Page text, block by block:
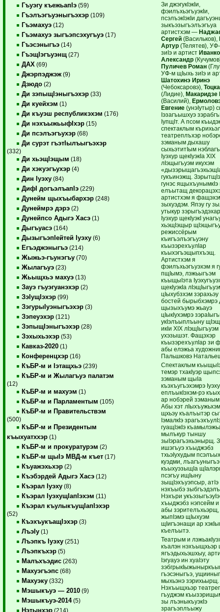
Гъуэгу къежьапIэ (59)
Гъэлъэгъуэныгъэхэр (109)
Гъэмахуэ (12)
Гъэмахуэ зыгъэпсэхугъуэ (17)
Гъэсэныгъэ (14)
ГъэщIэгъуэнщ (27)
ДАХ (69)
Джэрпэджэж (9)
Дзюдо (2)
Ди зэпыщIэныгъэхэр (33)
Ди куейхэм (1)
Ди къуэш республикэхэм (176)
Ди нэхъыжьыфIхэр (15)
Ди псэлъэгъухэр (68)
Ди сурэт гъэтIылъыгъэхэр
(332)
Ди хьэщIэщым (18)
Ди хэкуэгъухэр (4)
Дин Iуэху (84)
ДифI догъэлъапIэ (229)
Дунейм щыхъыбархэр (248)
Дунеймрэ дэрэ (2)
Дунейпсо Адыгэ Хасэ (1)
Дыгъуасэ (164)
ДызыгъэпIейтей Iуэху (6)
Егъэджэныгъэ (214)
Жыжьэ-гъунэгъу (70)
Жылагъуэ (23)
Жьыщхьэ махуэ (13)
Зауэ гъуэгуанэхэр (2)
ЗэIущIэхэр (99)
ЗэгурыIуэныгъэхэр (3)
Зэпеуэхэр (121)
ЗэпыщIэныгъэхэр (28)
Зэхыхьэхэр (53)
Кавказ-2020 (1)
Конференцхэр (16)
КъБР-м и Iэтащхьэ (239)
КъБР-м и Жылагъуэ палатэм
(12)
КъБР-м и махуэм (1)
КъБР-м и Парламентым (105)
КъБР-м и Правительствэм
(500)
КъБР-м и Президентым
къыхуатххэр (1)
КъБР-м и прокуратурэм (2)
КъБР-м щыIэ МВД-м къет (17)
Къуажэхьхэр (2)
Къэбэрдей Адыгэ Хасэ (12)
Къэрал Iуэху (8)
Къэрал IуэхущIапIэхэм (11)
Къэрал къулыкъущIапIэхэр
(52)
КъэхъукъащIэхэр (3)
ЛъэIу (1)
Лъэпкъ Iуэху (251)
Лъэпкъхэр (5)
Малъхъэдис (263)
Махуэгъэпс (68)
Махуэку (332)
Мэшыкъуэ — 2010 (9)
Мэшыкъуэ-2014(5)
Нэтынхэр (214)
Зи джэгукIэкIи,
фэилъхьэгъуэкIи,
псэлъэкIэкIи
зыкъэзыгъэлъэгъуа
артистхэм —
Сергей(Васильков),
Артур(Телятев),
зиIэ и артист
Александр
Пуличев Роман
УФ-м щIыхь зиIэ и
Шатохинэ Иринэ
(Чебоксаровэ),
(Лидие), Макаридзе
(Василий),
Евгение(унэIутыр)
Iэзагъышхуэ
IупщIт. А псом
спектаклым
театреплъхэр
зэманым дыхашу
сыхьэтитIым
Iуэхур щекIуэкIа XIX
лIэщыгъуэм икухэм
гукъинэжщ.
гунэс ящыхъунымкIэ
елъытащ
артистхэм я
зыхуэдэм. Япэу гу
утыкур
Iуэхур щекIуэкI
хьэщIэщыр
режиссёрым
къигъэлъэгъуэну
къызэрехъулIар
къыхэгъэщыпхъэщ.
Артистхэм я
фэилъхьэгъуэхэм я
пщIымэ, лэжьыгъэм
къыщыIэта
щекIуэкIа
цIыхубзхэм
бостей бырыбхэмрэ
щызыхъумэ жьауэ
цIыкIухэмрэ
укIэлъыплъыну
икIи XIX лIэщIыгъуэм
ухэзышэт. Фащэхэр
къызэрехъулIар зи
абы елэжьа
Пальшковэ
Спектаклым
темэр тхакIуэр
зэманым щыIа
къэхъугъэхэмрэ Iуэху
еплъыкIэхэм-рэ
ар нобэрей
Абы хэт
щхьэу къалъытэр
IэмалкIэ
гуащIэкIэ
мылъкур тыншу
зыIэрагъэхьэнырщ.
ишэгъуэ хъыджэбз
тхьэIухудым
куэдми, лъагъуныгъэ
къыхуэзыщIа
псэгъу ищIыну
зыщIэхъуэпсыр,
нэхъыбэ
Нэхъри
хъыджэбз нэпсейм и
абы зэрителъхьэрщ,
жыпIэмэ щIыхуэм
щIигъэнащи ар
къелъытэ.
Театрым и
къалэн нэхъыщхьэр
ягъэдыхьэшхыу,
Iэгуауэ ин хуаIэту
гъэсэныгъэ,
мыхьэнэ зэрихьырщ.
Нэхъыщхьэр
гъуджэм
зы лъэныкъуэкIэ
зрагъэплъыжу